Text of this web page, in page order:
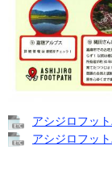
アシジロフッ
アシジロフッ